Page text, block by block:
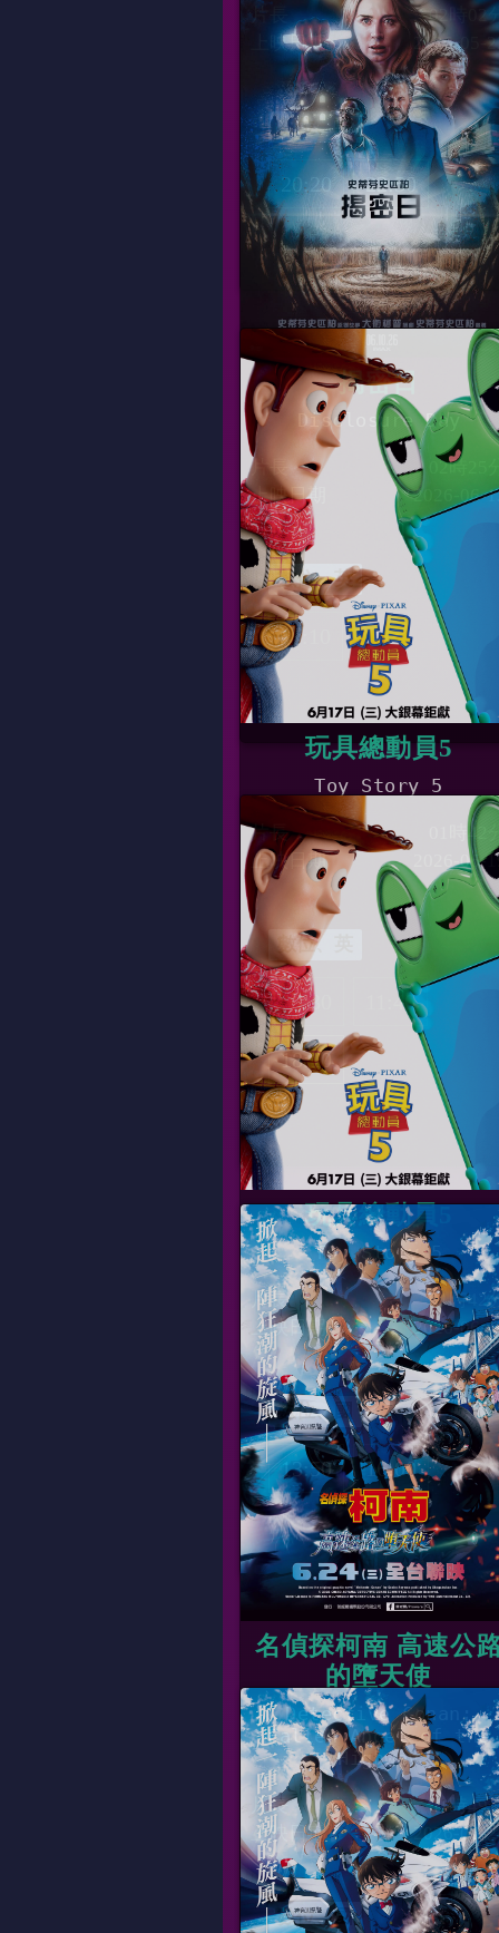
片長
02時02
上映日期
2026-05-
數位、韓
20:20 22:50
揭密日
Disclosure Day
片長
02時25
上映日期
2026-06-
數位、英
11:10
玩具總動員5
Toy Story 5
片長
01時42
上映日期
2026-06-
數位、英
09:30 11:40
18:10
玩具總動員5
Toy Story 5
片長
01時42
上映日期
2026-06-
數位、國
13:50 16:00
名偵探柯南 高速公
的墮天使
Detective Conan:
Fallen Angel of the
Highway
片長
01時49
上映日期
2026-06-
數位、國